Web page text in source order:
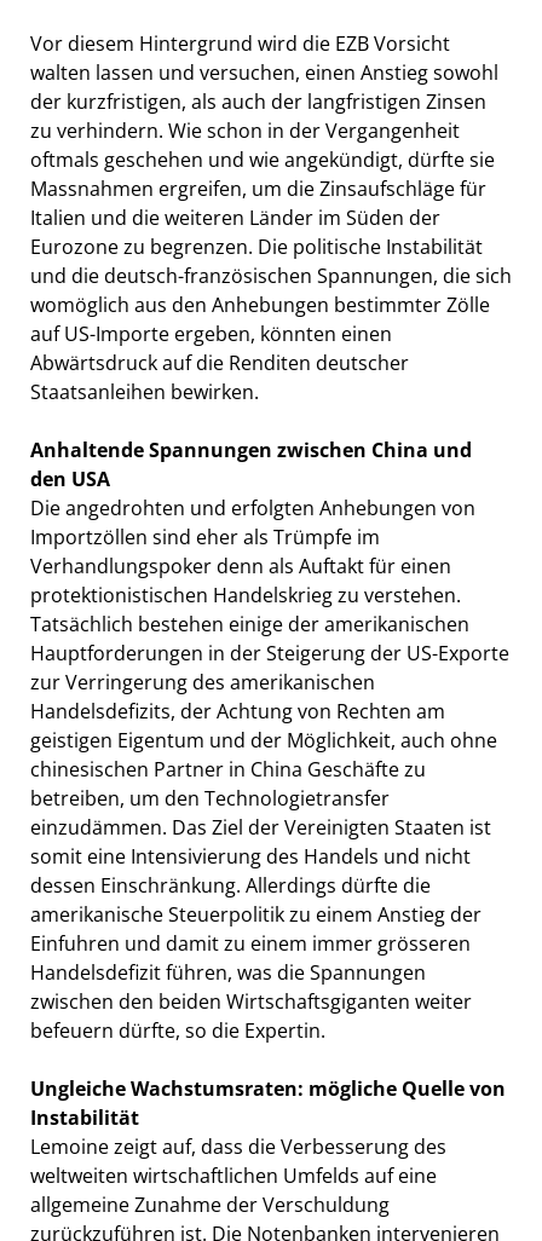
Vor diesem Hintergrund wird die EZB Vorsicht
walten lassen und versuchen, einen Anstieg sowohl
der kurzfristigen, als auch der langfristigen Zinsen
zu verhindern. Wie schon in der Vergangenheit
oftmals geschehen und wie angekündigt, dürfte sie
Massnahmen ergreifen, um die Zinsaufschläge für
Italien und die weiteren Länder im Süden der
Eurozone zu begrenzen. Die politische Instabilität
und die deutsch-französischen Spannungen, die sich
womöglich aus den Anhebungen bestimmter Zölle
auf US-Importe ergeben, könnten einen
Abwärtsdruck auf die Renditen deutscher
Staatsanleihen bewirken.
Anhaltende Spannungen zwischen China und
den USA
Die angedrohten und erfolgten Anhebungen von
Importzöllen sind eher als Trümpfe im
Verhandlungspoker denn als Auftakt für einen
protektionistischen Handelskrieg zu verstehen.
Tatsächlich bestehen einige der amerikanischen
Hauptforderungen in der Steigerung der US-Exporte
zur Verringerung des amerikanischen
Handelsdefizits, der Achtung von Rechten am
geistigen Eigentum und der Möglichkeit, auch ohne
chinesischen Partner in China Geschäfte zu
betreiben, um den Technologietransfer
einzudämmen. Das Ziel der Vereinigten Staaten ist
somit eine Intensivierung des Handels und nicht
dessen Einschränkung. Allerdings dürfte die
amerikanische Steuerpolitik zu einem Anstieg der
Einfuhren und damit zu einem immer grösseren
Handelsdefizit führen, was die Spannungen
zwischen den beiden Wirtschaftsgiganten weiter
befeuern dürfte, so die Expertin.
Ungleiche Wachstumsraten: mögliche Quelle von
Instabilität
Lemoine zeigt auf, dass die Verbesserung des
weltweiten wirtschaftlichen Umfelds auf eine
allgemeine Zunahme der Verschuldung
zurückzuführen ist. Die Notenbanken intervenieren